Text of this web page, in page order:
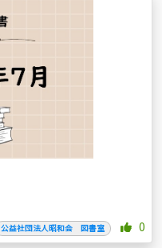
公益社団法人昭和会 図書室 0